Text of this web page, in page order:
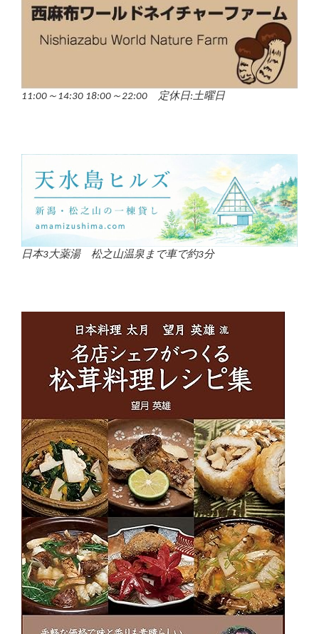
11:00～14:30 18:00～22:00 定休日:土曜日
日本3大薬湯 松之山温泉まで車で約3分